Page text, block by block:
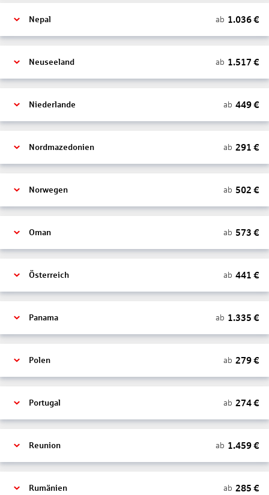
Nepal ab 1.036€
Neuseeland ab 1.517 €
Niederlande ab 449€
Nordmazedonien ab 291 €
Norwegen ab 502 €
Oman ab 573 €
Österreich ab 441 €
Panama ab 1.335 €
Polen ab 279€
Portugal ab 274€
Reunion ab 1.459€
Rumänien ab 285 €